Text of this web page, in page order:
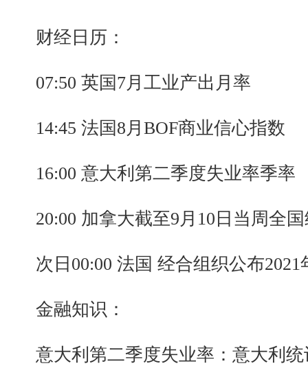
财经日历：
07:50 英国7月工业产出月率
14:45 法国8月BOF商业信心指数
16:00 意大利第二季度失业率季率
20:00 加拿大截至9月10日当周全国
次日00:00 法国 经合组织公布2021
金融知识：
意大利第二季度失业率：意大利统